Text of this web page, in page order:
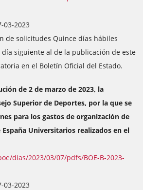
03-2023
de solicitudes Quince días hábiles
siguiente al de la publicación de este
en el Boletín Oficial del Estado.
de 2 de marzo de 2023, la
Superior de Deportes, por la que se
para los gastos de organización de
Universitarios realizados en el
dias/2023/03/07/pdfs/BOE-B-2023-
03-2023